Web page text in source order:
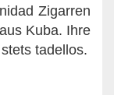
Zigarren
Kuba. Ihre
tadellos.